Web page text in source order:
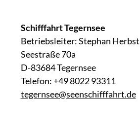
Schifffahrt Tegernsee
Betriebsleiter: Stephan Herbst
Seestraße 70a
D-83684 Tegernsee
Telefon: +49 8022 93311
tegernsee@seenschifffahrt.de